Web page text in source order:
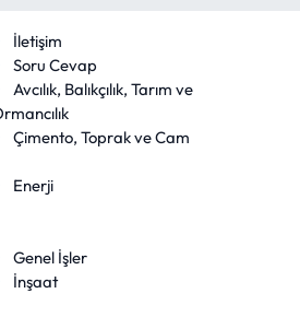
İletişim
Soru Cevap
Avcılık, Balıkçılık, Tarım ve
Çimento, Toprak ve Cam
Enerji
Genel İşler
İnşaat